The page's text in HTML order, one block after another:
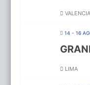
VALENCIA
14 - 16
LIMA